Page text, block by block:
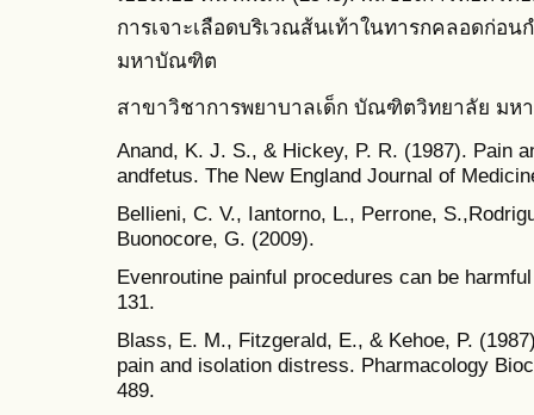
การเจาะเลือดบริเวณส้นเท้าในทารกคลอดก่อ
มหาบัณฑิต
สาขาวิชาการพยาบาลเด็ก บัณฑิตวิทยาลัย มห
Anand, K. J. S., & Hickey, P. R. (1987). Pain
andfetus. The New England Journal of
Bellieni, C. V., Iantorno, L., Perrone,
Buonocore, G. (2009).
Evenroutine painful procedures can be
131.
Blass, E. M., Fitzgerald, E., & Kehoe, P.
pain and isolation distress. Pharmacology
489.